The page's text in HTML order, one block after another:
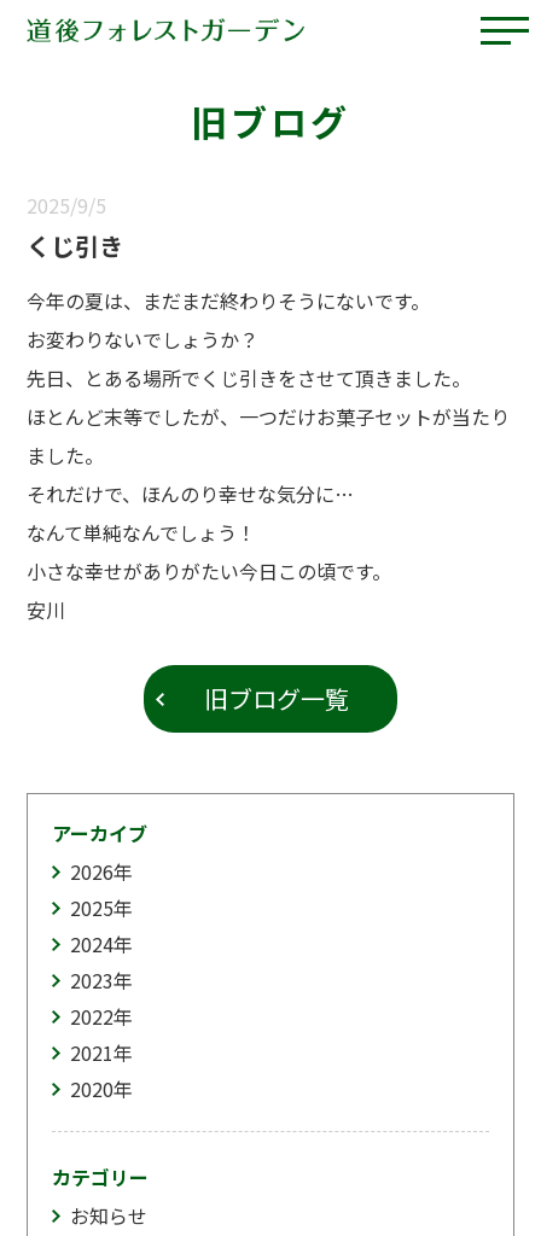
旧ブログ
2025/9/5
くじ引き
今年の夏は、まだまだ終わりそうにないです。
お変わりないでしょうか？
先日、とある場所でくじ引きをさせて頂きました。
ほとんど末等でしたが、一つだけお菓子セットが当たり
ました。
それだけで、ほんのり幸せな気分に…
なんて単純なんでしょう！
小さな幸せがありがたい今日この頃です。
安川
旧ブログ一覧
アーカイブ
2026年
2025年
2024年
2023年
2022年
2021年
2020年
カテゴリー
お知らせ